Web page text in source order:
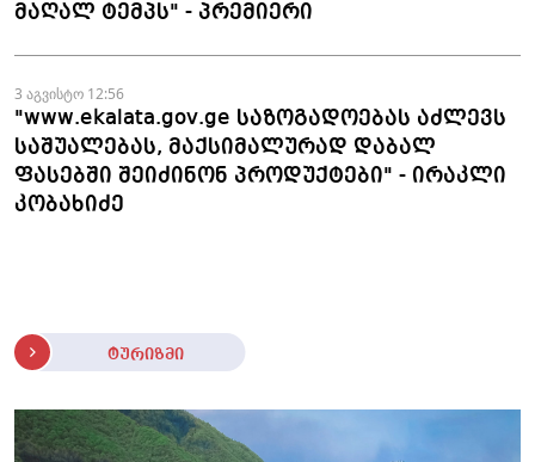
მაღალ ტემპს" - პრემიერი
3 აგვისტო 12:56
"www.ekalata.gov.ge საზოგადოებას აძლევს
საშუალებას, მაქსიმალურად დაბალ
ფასებში შეიძინონ პროდუქტები" - ირაკლი
კობახიძე
ტურიზმი